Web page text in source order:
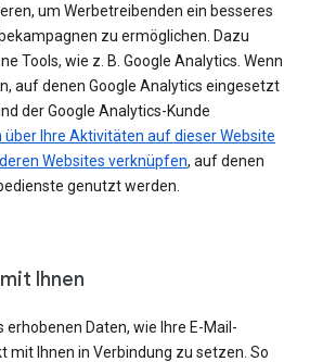
um Werbetreibenden ein besseres
zu ermöglichen. Dazu
Tools, wie z. B. Google Analytics. Wenn
auf denen Google Analytics eingesetzt
der Google Analytics-Kunde
über Ihre Aktivitäten auf dieser Website
Websites verknüpfen, auf denen
genutzt werden.
Ihnen
erhobenen Daten, wie Ihre E-Mail-
mit Ihnen in Verbindung zu setzen. So